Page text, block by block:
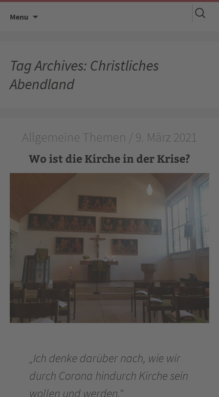
Menu
Suchen
nach:
Tag Archives: Christliches
Abendland
Allgemeine Themen / 9. März 2021
Wo ist die Kirche in der Krise?
„Ich denke darüber nach, wie wir
durch Corona hindurch Kirche sein
wollen und werden.“